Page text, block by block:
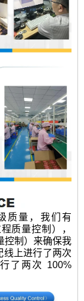
质量，我们有
质量控制），
控制）来确保我
线上进行了两次
了两次 100%